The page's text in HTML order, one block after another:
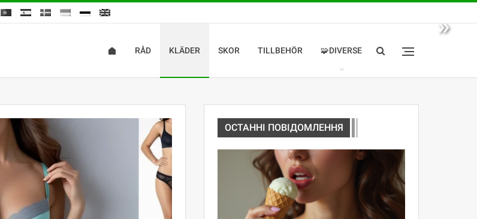
»
RÅD KLÄDER SKOR TILLBEHÖR 🧩DIVERSE
ОСТАННІ ПОВІДОМЛЕННЯ